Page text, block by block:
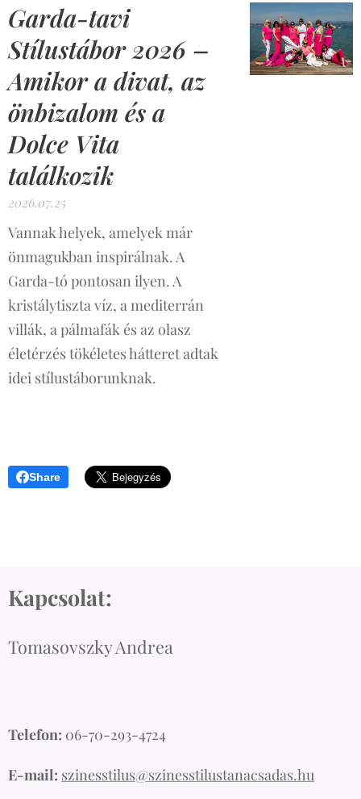
Garda-tavi
Stílustábor 2026 –
Amikor a divat, az
önbizalom és a
Dolce Vita
találkozik
2026.07.25
Vannak helyek, amelyek már
önmagukban inspirálnak. A
Garda-tó pontosan ilyen. A
kristálytiszta víz, a mediterrán
villák, a pálmafák és az olasz
életérzés tökéletes hátteret adtak
idei stílustáborunknak.
Share
Kapcsolat:
Tomasovszky Andrea
Telefon: 06-70-293-4724
E-mail: szinesstilus@szinesstilustanacsadas.hu